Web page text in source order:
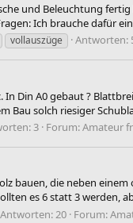
und Beleuchtung
Ich brauche dafür
vollauszüge Antworten:
Din A0 gebaut ?
Bau solch riesiger
3 Forum:Amateur
bauen, die neben
es 6 statt 3 werden,
Antworten: 20 Forum: